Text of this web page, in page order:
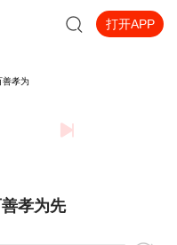
打开APP
孝为先